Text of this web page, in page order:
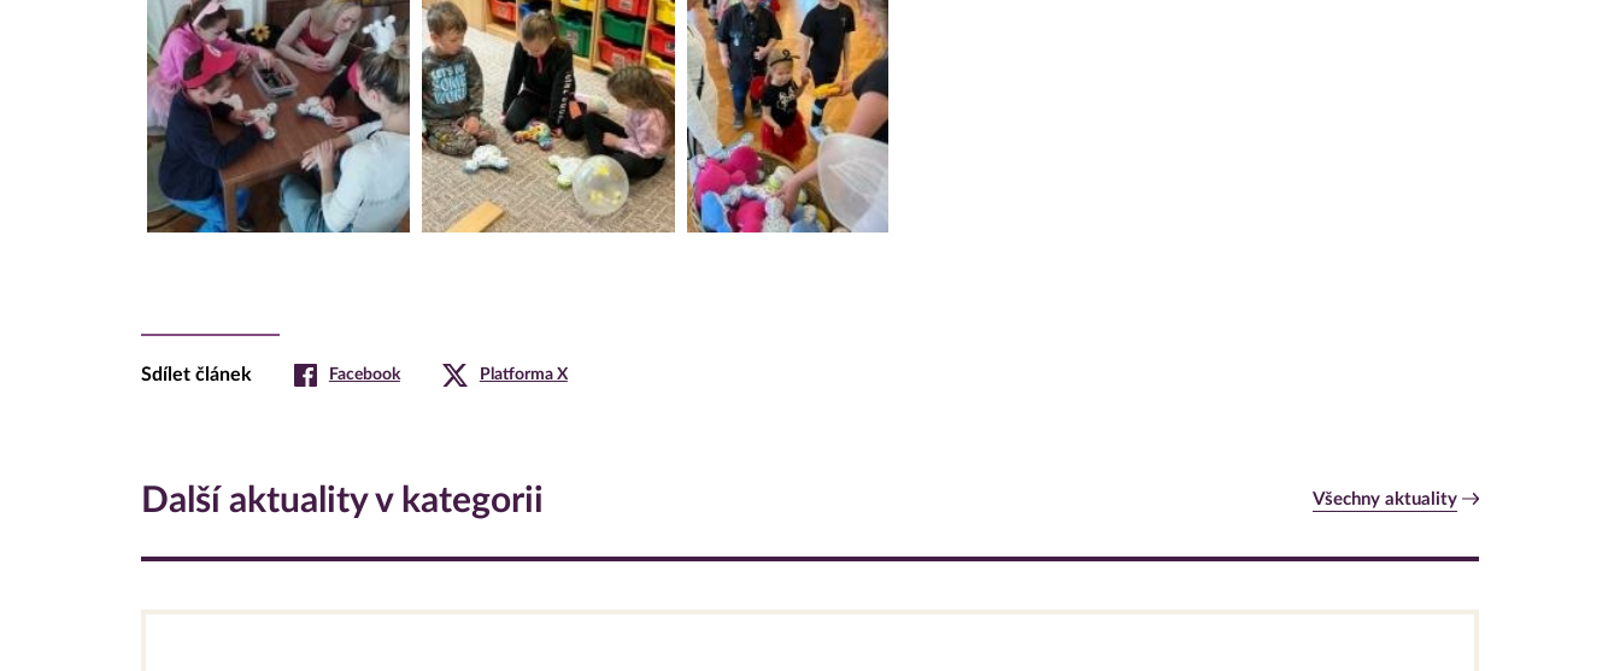
Sdílet článek Facebook Platforma X
Další aktuality v kategorii Všechny aktuality